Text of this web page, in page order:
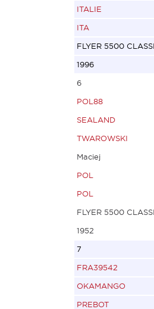
ITALIE
ITA
FLYER 5500
1996
6
POL88
SEALAND
TWAROWSKI
Maciej
POL
POL
FLYER 5500
1952
7
FRA39542
OKAMANGO
PREBOT